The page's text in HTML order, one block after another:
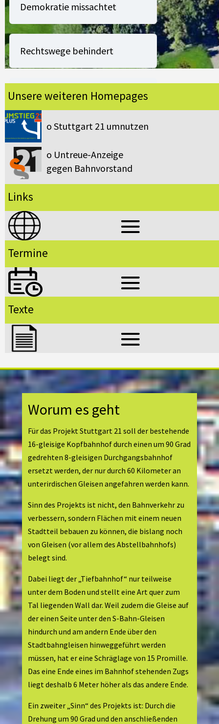
Demokratie missachtet
Rechtswege behindert
Lösungsvorschlag: Umstieg 21
Unsere weiteren Homepages
o Stuttgart 21 umnutzen
o Untreue-Anzeige
gegen Bahnvorstand
Links
Termine
Texte
Worum es geht
Für das Projekt Stuttgart 21 soll der bestehende
16-gleisige Kopfbahnhof durch einen um 90 Grad
gedrehten 8-gleisigen Durchgangsbahnhof
ersetzt werden, der nur durch 60 Kilometer an
unterirdischen Gleisen angefahren werden kann.
Sinn des Projekts ist nicht, den Bahnverkehr zu
verbessern, sondern Flächen mit einem neuen
Stadtteil bebauen zu können, die bislang noch
von Gleisen (vor allem des Abstellbahnhofs)
belegt sind.
Dabei liegt der „Tiefbahnhof“ nur teilweise
unter dem Boden und stellt eine Art quer zum
Tal liegenden Wall dar. Weil zudem die Gleise auf
der einen Seite unter den S-Bahn-Gleisen
hindurch und am andern Ende über den
Stadtbahngleisen hinweggeführt werden
müssen, hat er eine Schräglage von 15 Promille.
Das eine Ende eines im Bahnhof stehenden Zugs
liegt deshalb 6 Meter höher als das andere Ende.
Ein zweiter „Sinn“ des Projekts ist: Durch die
Drehung um 90 Grad und den anschließenden